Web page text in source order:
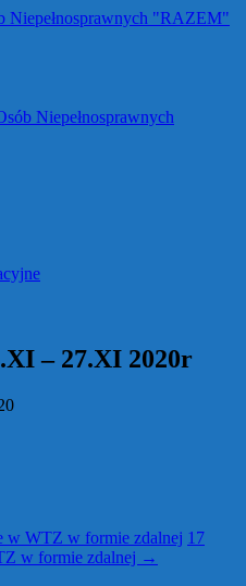
Niepełnosprawnych
– 27.XI 2020r
w WTZ w formie zdalnej 17
w formie zdalnej →